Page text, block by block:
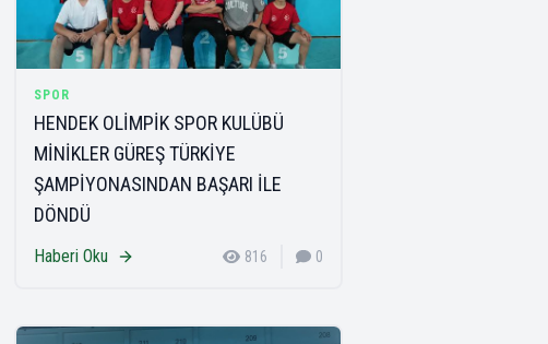
SPOR
HENDEK OLİMPİK SPOR KULÜBÜ
MİNİKLER GÜREŞ TÜRKİYE
ŞAMPİYONASINDAN BAŞARI İLE
DÖNDÜ
Haberi Oku 816 0